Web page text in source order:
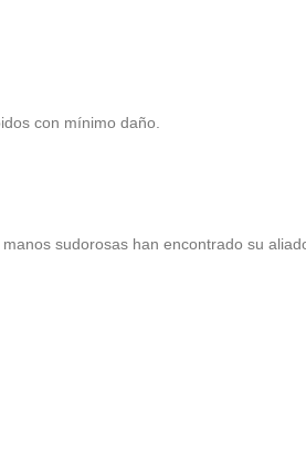
con mínimo daño.
sudorosas han encontrado su